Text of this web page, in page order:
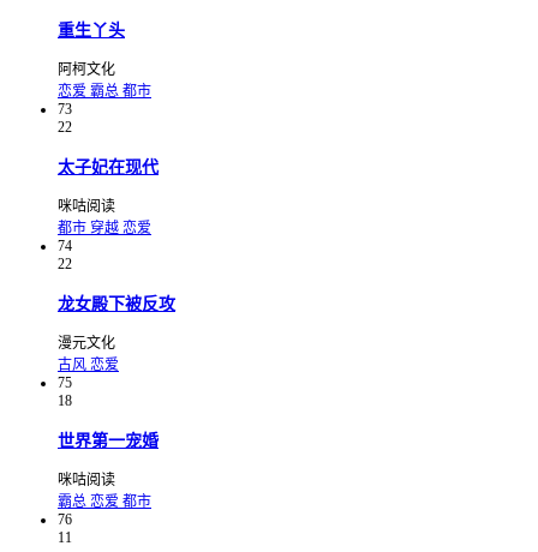
重生丫头
阿柯文化
恋爱 霸总 都市
73
22
太子妃在现代
咪咕阅读
都市 穿越 恋爱
74
22
龙女殿下被反攻
漫元文化
古风 恋爱
75
18
世界第一宠婚
咪咕阅读
霸总 恋爱 都市
76
11